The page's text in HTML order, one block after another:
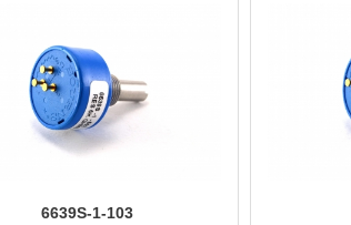
6639S-1-103